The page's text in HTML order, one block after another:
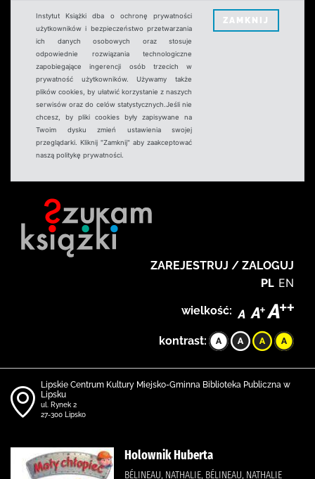
Instytut Książki dba o ochronę prywatności
użytkowników i bezpieczeństwo przetwarzania
ich danych osobowych oraz stosuje
odpowiednie rozwiązania technologiczne
zapobiegające ingerencji osób trzecich w
prywatność użytkowników. Używamy także
plików cookies, by ułatwić korzystanie z naszych
serwisów oraz do celów statystycznych.Jeśli nie
chcesz, by pliki cookies były zapisywane na
Twoim dysku zmień ustawienia swojej
przeglądarki. Kliknij "Zamknij" aby zaakceptować
naszą politykę prywatności.
ZAMKNIJ
ZAREJESTRUJ / ZALOGUJ
PL EN
wielkość:
kontrast:
Lipskie Centrum Kultury Miejsko-Gminna Biblioteka Publiczna w
Lipsku
ul. Rynek 2
27-300 Lipsko
Holownik Huberta
BÉLINEAU, NATHALIE, BÉLINEAU, NATHALIE